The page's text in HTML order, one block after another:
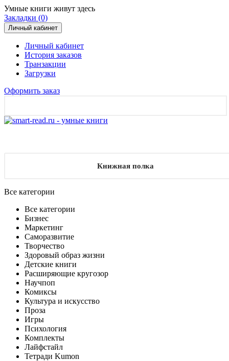
Умные книги живут здесь
Закладки (0)
Личный кабинет
Личный кабинет
История заказов
Транзакции
Загрузки
Оформить заказ
Книжная полка
Все категории
Все категории
Бизнес
Маркетинг
Саморазвитие
Творчество
Здоровый образ жизни
Детские книги
Расширяющие кругозор
Научпоп
Комиксы
Культура и искусство
Проза
Игры
Психология
Комплекты
Лайфстайл
Тетради Kumon